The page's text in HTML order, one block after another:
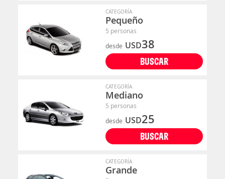
CATEGORÍA
Pequeño
5 personas
desde USD38
BUSCAR
CATEGORÍA
Mediano
5 personas
desde USD25
BUSCAR
CATEGORÍA
Grande